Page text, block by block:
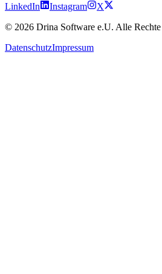
LinkedIn Instagram
X
© 2026 Drina Software e.U. Alle
DatenschutzImpressum